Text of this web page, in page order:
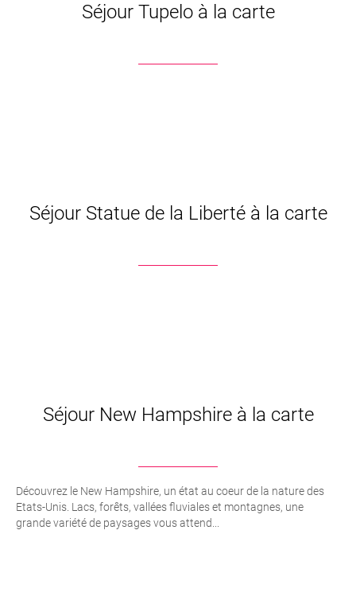
Séjour Tupelo à la carte
Séjour Statue de la Liberté à la carte
Séjour New Hampshire à la carte
Découvrez le New Hampshire, un état au coeur de la nature des
Etats-Unis. Lacs, forêts, vallées fluviales et montagnes, une
grande variété de paysages vous attend...